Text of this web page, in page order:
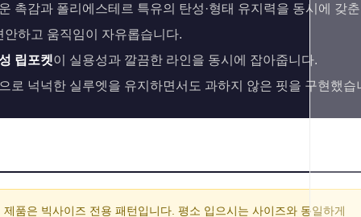
촉감과 폴리에스테르 특유의 탄성·형태 유지력을 동시에 갖춘
안하고 움직임이 자유롭습니다.
립포켓이 실용성과 깔끔한 라인을 동시에 잡아줍니다.
로 넉넉한 실루엣을 유지하면서도 과하지 않은 핏을 구현했습
품은 빅사이즈 전용 패턴입니다. 평소 입으시는 사이즈와 동일하게